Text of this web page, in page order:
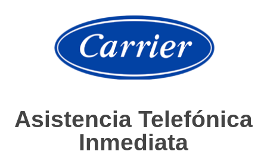
Asistencia Telefónica
Inmediata